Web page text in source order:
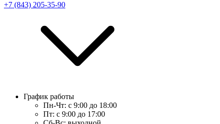
+7 (843) 205-35-90
График работы
Пн-Чт: с 9:00 до 18:00
Пт: с 9:00 до 17:00